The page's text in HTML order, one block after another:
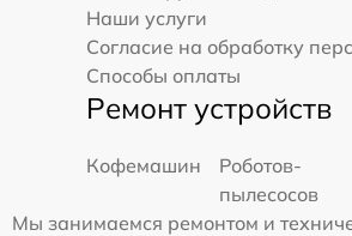
Наши услуги
Согласие на обработку
Способы оплаты
Ремонт устройств
Кофемашин
Роботов-
пылесосов
Мы занимаемся ремонтом и